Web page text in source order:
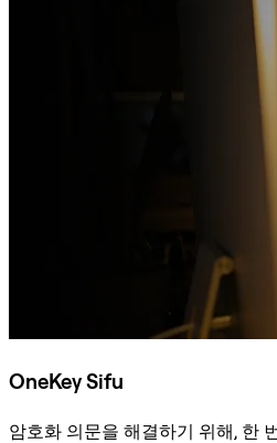
OneKey Sifu
암호화 의문을 해결하기 위해, 한